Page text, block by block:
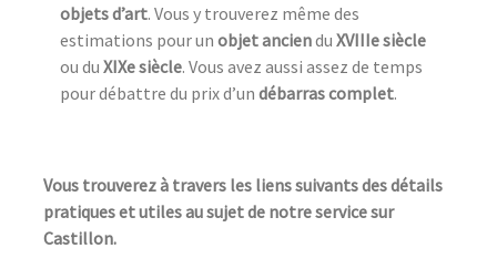
objets d’art. Vous y trouverez même des
estimations pour un objet anciendu XVIIIe siècle
ou du XIXe siècle. Vous avez aussi assez de temps
pour débattre du prix d’un débarras complet.
Vous trouverez à travers les liens suivants des détails
pratiques et utiles au sujet de notre service sur
Castillon.